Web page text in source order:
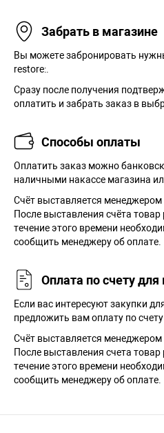
Забрать в магазине
Вы можете забронировать
restore:.
Сразу после получения
оплатить и забрать заказ в
Способы оплаты
Оплатить заказ можно
наличными накассе магазина
Cчёт выставляется
После выставления счёта товар
течение этого времени
сообщить менеджеру об оплате.
Оплата по счету
Если вас интересуют закупки
предложить вам оплату по
Счёт выставляется
После выставления счета товар
течение этого времени
сообщить менеджеру об оплате.